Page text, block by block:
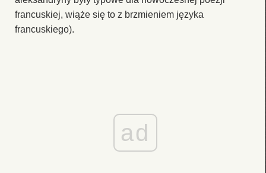
francuskiej, wiąże się to z brzmieniem języka
francuskiego).
ad